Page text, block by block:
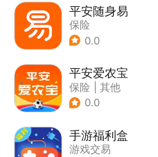
平安随身易
保险
0.0
平安爱农宝
保险
其他
0.0
手游福利盒
游戏交易